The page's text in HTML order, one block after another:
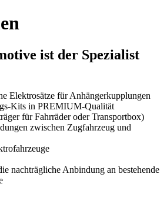
ist der Spezialist
Elektrosätze für Anhängerkupplungen
Kits in PREMIUM-Qualität
für Fahrräder oder Transportbox)
zwischen Zugfahrzeug und
nachträgliche Anbindung an bestehende